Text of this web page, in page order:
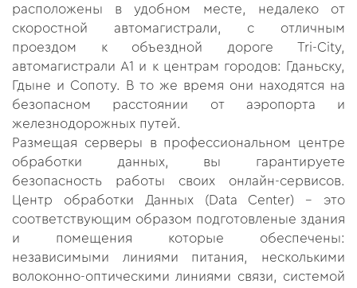
расположены в удобном месте, недалеко от
скоростной автомагистрали, с отличным
проездом к объездной дороге Tri-City,
автомагистрали A1 и к центрам городов: Гданьску,
Гдыне и Сопоту. В то же время они находятся на
безопасном расстоянии от аэропорта и
железнодорожных путей.
Размещая серверы в профессиональном центре
обработки данных, вы гарантируете
безопасность работы своих онлайн-сервисов.
Центр обработки Данных (Data Center) - это
соответствующим образом подготовленые здания
и помещения которые обеспечены:
независимыми линиями питания, несколькими
волоконно-оптическими линиями связи, системой